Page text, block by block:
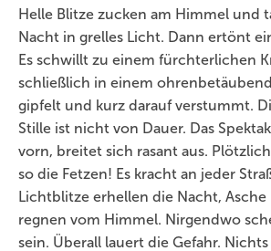
Helle Blitze zucken am Himmel und
Nacht in grelles Licht. Dann ertönt
Es schwillt zu einem fürchterlichen
schließlich in einem
gipfelt und kurz darauf verstummt.
Stille ist nicht von Dauer. Das
vorn, breitet sich rasant aus.
so die Fetzen! Es kracht an jeder
Lichtblitze erhellen die Nacht, Asche
regnen vom Himmel. Nirgendwo
sein. Überall lauert die Gefahr.